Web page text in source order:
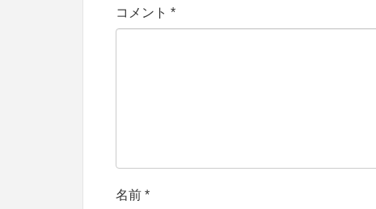
コメント *
名前 *